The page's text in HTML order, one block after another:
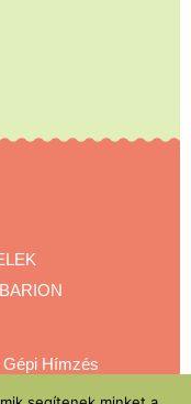
BARION
Gépi Hímzés